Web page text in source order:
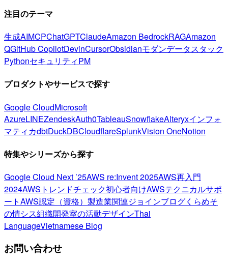
注目のテーマ
生成AIMCPChatGPTClaudeAmazon BedrockRAGAmazon
QGitHub CopilotDevinCursorObsidianモダンデータスタック
PythonセキュリティPM
プロダクトやサービスで探す
Google CloudMicrosoft
AzureLINEZendeskAuth0TableauSnowflakeAlteryxインフォ
マティカdbtDuckDBCloudflareSplunkVision OneNotion
特集やシリーズから探す
Google Cloud Next ’25AWS re:Invent 2025AWS再入門
2024AWSトレンドチェック初心者向けAWSテクニカルサポ
ートAWS認定（資格） 製造業関連ジョインブログくらめそ
の情シス組織開発室の活動デザインThai
LanguageVietnamese Blog
お問い合わせ